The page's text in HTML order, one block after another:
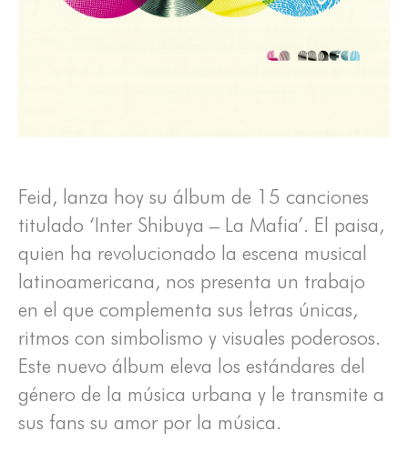
Feid, lanza hoy su álbum de 15 canciones
titulado ‘Inter Shibuya – La Mafia’. El paisa,
quien ha revolucionado la escena musical
latinoamericana, nos presenta un trabajo
en el que complementa sus letras únicas,
ritmos con simbolismo y visuales poderosos.
Este nuevo álbum eleva los estándares del
género de la música urbana y le transmite a
sus fans su amor por la música.